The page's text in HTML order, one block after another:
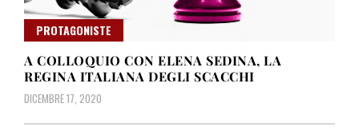
PROTAGONISTE
A COLLOQUIO CON ELENA SEDINA, LA
REGINA ITALIANA DEGLI SCACCHI
DICEMBRE 17, 2020